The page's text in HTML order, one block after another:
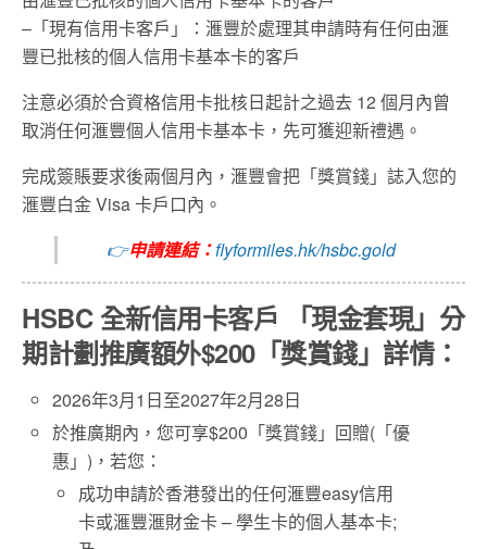
– 「現有信用卡客戶」：滙豐於處理其申請時有任何由滙
豐已批核的個人信用卡基本卡的客戶
注意必須於合資格信用卡批核日起計之過去 12 個月內曾
取消任何滙豐個人信用卡基本卡，先可獲迎新禮遇。
完成簽賬要求後兩個月內， 滙豐會把「獎賞錢」誌入您的
滙豐白金 Visa 卡戶口內。
👉申請連結：flyformiles.hk/hsbc.gold
HSBC全新信用卡客戶 「現金套現」 分
期計劃推廣額外$200「獎賞錢」 詳情：
2026年3月1日至2027年2月28日
於推廣期內，您可享$200「獎賞錢」回贈(「優
惠」)，若您：
成功申請於香港發出的任何滙豐easy信用
卡或滙豐滙財金卡 – 學生卡的個人基本卡;